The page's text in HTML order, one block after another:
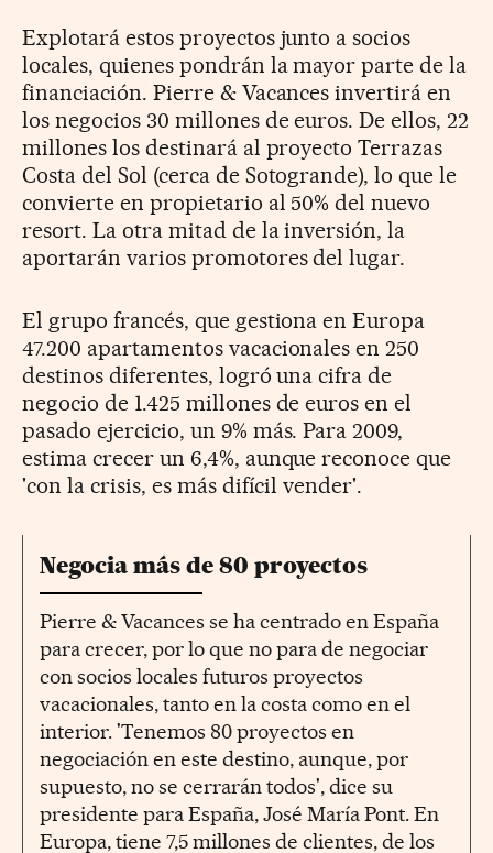
Explotará estos proyectos junto a socios
locales, quienes pondrán la mayor parte de la
financiación. Pierre & Vacances invertirá en
los negocios 30 millones de euros. De ellos, 22
millones los destinará al proyecto Terrazas
Costa del Sol (cerca de Sotogrande), lo que le
convierte en propietario al 50% del nuevo
resort. La otra mitad de la inversión, la
aportarán varios promotores del lugar.
El grupo francés, que gestiona en Europa
47.200 apartamentos vacacionales en 250
destinos diferentes, logró una cifra de
negocio de 1.425 millones de euros en el
pasado ejercicio, un 9% más. Para 2009,
estima crecer un 6,4%, aunque reconoce que
'con la crisis, es más difícil vender'.
Negocia más de 80 proyectos
Pierre & Vacances se ha centrado en España
para crecer, por lo que no para de negociar
con socios locales futuros proyectos
vacacionales, tanto en la costa como en el
interior. 'Tenemos 80 proyectos en
negociación en este destino, aunque, por
supuesto, no se cerrarán todos', dice su
presidente para España, José María Pont. En
Europa, tiene 7,5 millones de clientes, de los